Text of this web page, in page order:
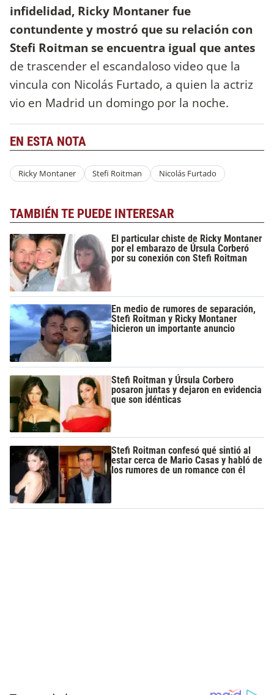
infidelidad, Ricky Montaner fue
contundente y mostró que su relación con
Stefi Roitman se encuentra igual que antes
de trascender el escandaloso video que la
vincula con Nicolás Furtado, a quien la actriz
vio en Madrid un domingo por la noche.
EN ESTA NOTA
Ricky Montaner Stefi Roitman Nicolás Furtado
TAMBIÉN TE PUEDE INTERESAR
El particular chiste de Ricky Montaner
por el embarazo de Úrsula Corberó
por su conexión con Stefi Roitman
En medio de rumores de separación,
Stefi Roitman y Ricky Montaner
hicieron un importante anuncio
Stefi Roitman y Úrsula Corbero
posaron juntas y dejaron en evidencia
que son idénticas
Stefi Roitman confesó qué sintió al
estar cerca de Mario Casas y habló de
los rumores de un romance con él